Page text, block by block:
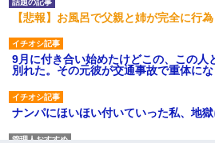
【悲報】お風呂で父親と姉が完全に行
9月に付き合い始めたけどこの、この人
別れた。その元彼が交通事故で重体に
ナンパにほいほい付いていった私、地